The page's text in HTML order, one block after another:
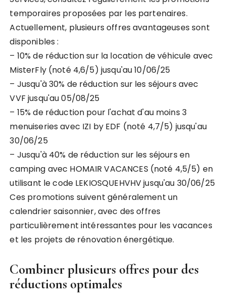
temporaires proposées par les partenaires.
Actuellement, plusieurs offres avantageuses sont
disponibles :
– 10% de réduction sur la location de véhicule avec
MisterFly (noté 4,6/5) jusqu'au 10/06/25
– Jusqu'à 30% de réduction sur les séjours avec
VVF jusqu'au 05/08/25
– 15% de réduction pour l'achat d'au moins 3
menuiseries avec IZI by EDF (noté 4,7/5) jusqu'au
30/06/25
– Jusqu'à 40% de réduction sur les séjours en
camping avec HOMAIR VACANCES (noté 4,5/5) en
utilisant le code LEKIOSQUEHVHV jusqu'au 30/06/25
Ces promotions suivent généralement un
calendrier saisonnier, avec des offres
particulièrement intéressantes pour les vacances
et les projets de rénovation énergétique.
Combiner plusieurs offres pour des
réductions optimales